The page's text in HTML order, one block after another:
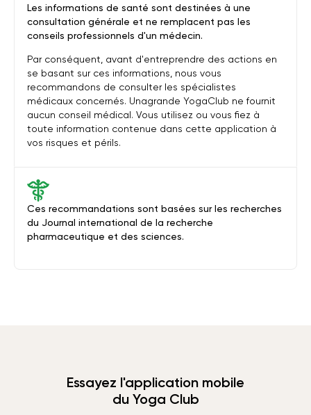
Ces recommandations sont basées sur les recherches
du Journal international de la recherche
pharmaceutique et des sciences.
Les informations de santé sont destinées à une
consultation générale et ne remplacent pas les
conseils professionnels d'un médecin.
Par conséquent, avant d'entreprendre des actions en
se basant sur ces informations, nous vous
recommandons de consulter les spécialistes
médicaux concernés. Unagrande YogaClub ne fournit
aucun conseil médical. Vous utilisez ou vous fiez à
toute information contenue dans cette application à
vos risques et périls.
Essayez l'application mobile
du Yoga Club